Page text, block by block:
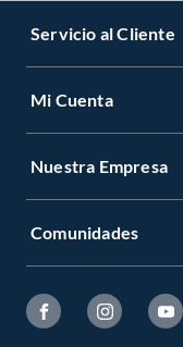
Servicio al Cliente
Mi Cuenta
Nuestra Empresa
Comunidades